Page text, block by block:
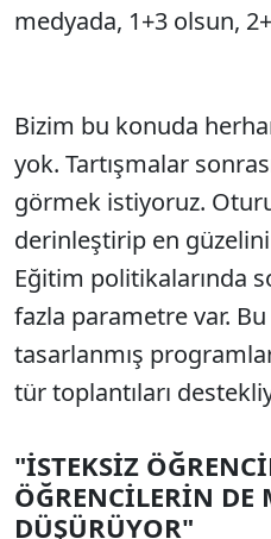
medyada, 1+3 olsun,
Bizim bu konuda
yok. Tartışmalar
görmek istiyoruz.
derinleştirip en güzelini
Eğitim politikalarında
fazla parametre var.
tasarlanmış
tür toplantıları
"İSTEKSİZ
ÖĞRENCİLERİN
DÜŞÜRÜYOR"